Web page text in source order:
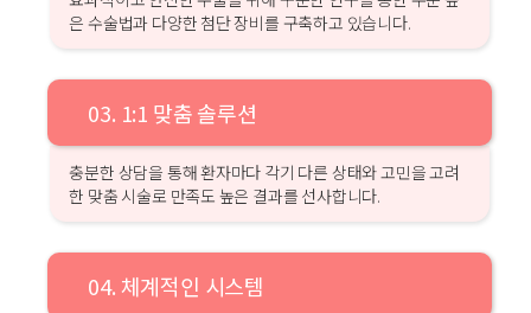
은 수술법과 다양한 첨단 장비를 구축하고 있습니다.
03. 1:1 맞춤 솔루션
충분한 상담을 통해 환자마다 각기 다른 상태와 고민을 고려
한 맞춤 시술로 만족도 높은 결과를 선사합니다.
04. 체계적인 시스템